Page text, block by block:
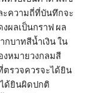
ะความถี่ที่บันทึกจะ
งผลเป็นกราฟ ผล
กบาทสีน้ำเงิน ใน
หมายวงกลมสี
ตรวจควรจะได้ยิน
ด้ยินผิดปกติ